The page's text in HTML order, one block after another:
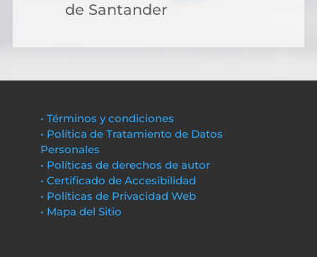
de Santander
• Términos y condiciones
• Política de Tratamiento de Datos
Personales
• Políticas de derechos de autor
• Certificado de Accesibilidad
• Políticas de Privacidad Web
• Mapa del Sitio